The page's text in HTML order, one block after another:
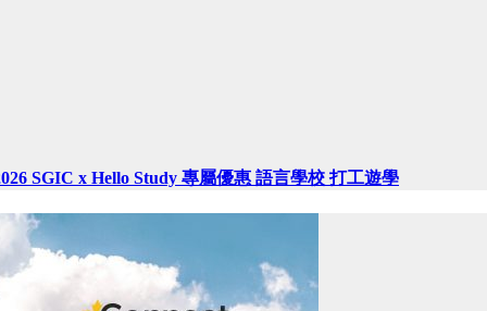
SGIC x Hello Study 專屬優惠 語言學校 打工遊學